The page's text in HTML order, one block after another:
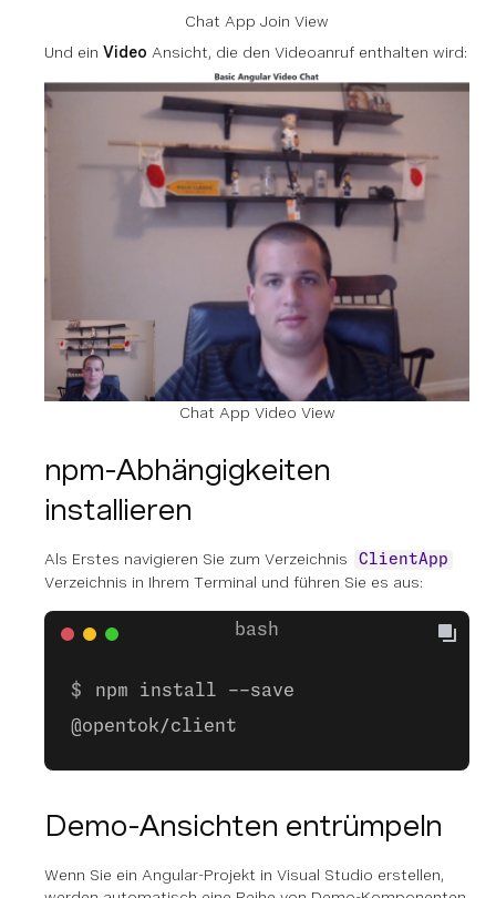
Chat App Join View
Und ein Video Ansicht, die den Videoanruf enthalten wird:
Chat App Video View
npm-Abhängigkeiten
installieren
Als Erstes navigieren Sie zum Verzeichnis ClientApp
Verzeichnis in Ihrem Terminal und führen Sie es aus:
npm install --save
@opentok/client
Demo-Ansichten entrümpeln
Wenn Sie ein Angular-Projekt in Visual Studio erstellen,